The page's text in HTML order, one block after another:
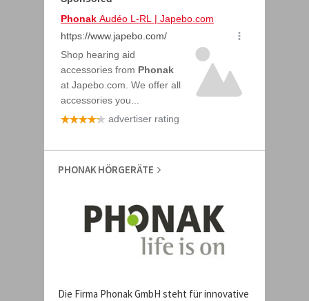
PHONAK HÖRGERÄTE
Die Firma Phonak GmbH steht für innovative